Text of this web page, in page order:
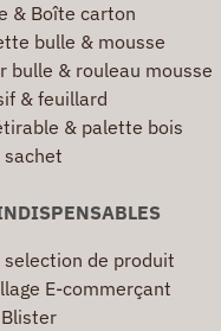
& Boîte carton
bulle & mousse
bulle & rouleau mousse
& feuillard
& palette bois
sachet
selection de produit
E-commerçant